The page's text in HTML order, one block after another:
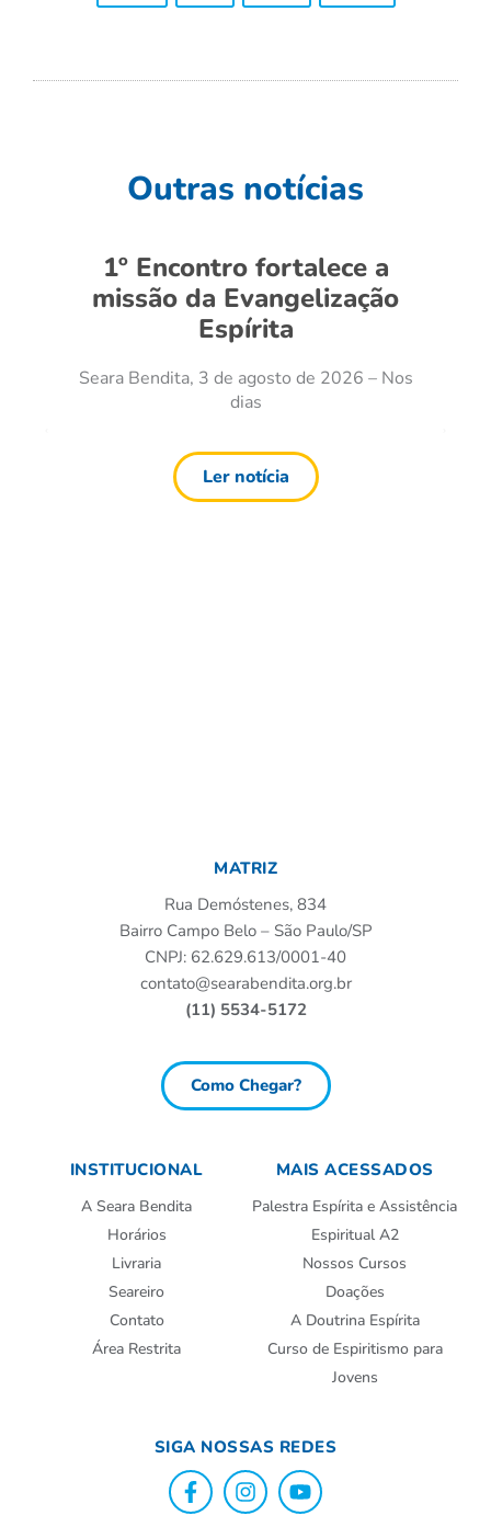
Outras notícias
1º Encontro fortalece a
missão da Evangelização
Espírita
Seara Bendita, 3 de agosto de 2026 – Nos
dias
Ler notícia
MATRIZ
Rua Demóstenes, 834
Bairro Campo Belo – São Paulo/SP
CNPJ: 62.629.613/0001-40
contato@searabendita.org.br
(11) 5534-5172
Como Chegar?
INSTITUCIONAL
A Seara Bendita
Horários
Livraria
Seareiro
Contato
Área Restrita
MAIS ACESSADOS
Palestra Espírita e Assistência
Espiritual A2
Nossos Cursos
Doações
A Doutrina Espírita
Curso de Espiritismo para
Jovens
SIGA NOSSAS REDES